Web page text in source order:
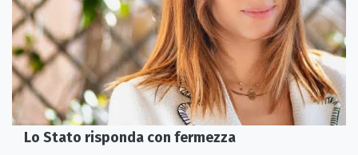
Lo Stato risponda con fermezza